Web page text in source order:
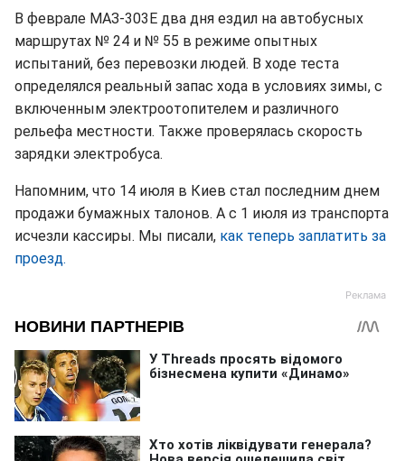
В феврале МАЗ-303Е два дня ездил на автобусных
маршрутах № 24 и № 55 в режиме опытных
испытаний, без перевозки людей. В ходе теста
определялся реальный запас хода в условиях зимы, с
включенным электроотопителем и различного
рельефа местности. Также проверялась скорость
зарядки электробуса.
Напомним, что 14 июля в Киев стал последним днем
продажи бумажных талонов. А с 1 июля из транспорта
исчезли кассиры. Мы писали, как теперь заплатить за
проезд.